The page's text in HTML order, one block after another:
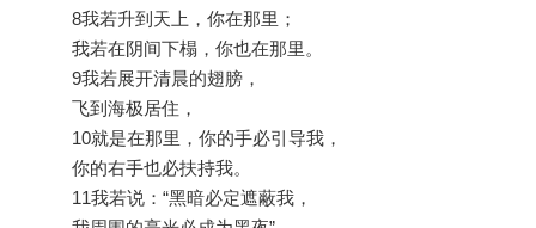
8我若升到天上，你在那里；
我若在阴间下榻，你也在那里。
9我若展开清晨的翅膀，
飞到海极居住，
10就是在那里，你的手必引导我，
你的右手也必扶持我。
11我若说：“黑暗必定遮蔽我，